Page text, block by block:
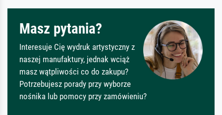
Masz pytania?
Interesuje Cię wydruk artystyczny z
naszej manufaktury, jednak wciąż
masz wątpliwości co do zakupu?
Potrzebujesz porady przy wyborze
nośnika lub pomocy przy zamówieniu?